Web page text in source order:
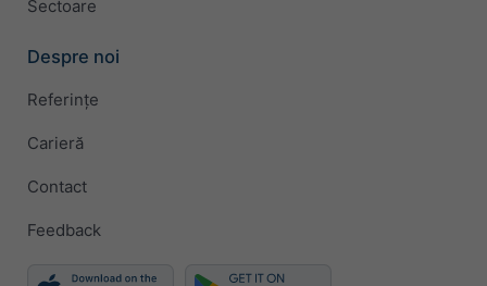
Sectoare
Despre noi
Referințe
Carieră
Contact
Feedback